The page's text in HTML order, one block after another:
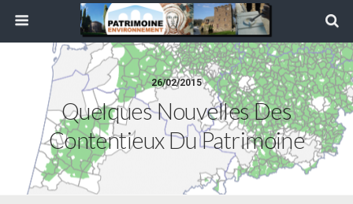
26/02/2015
Quelques Nouvelles Des
Contentieux Du Patrimoine